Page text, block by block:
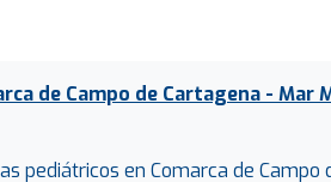
de Campo de Cartagena - Mar
pediátricos en Comarca de